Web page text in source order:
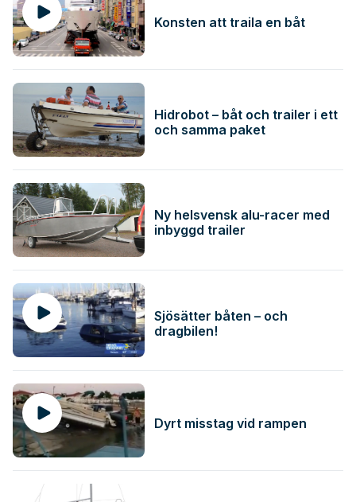
Konsten att traila en båt
Hidrobot – båt och trailer i ett
och samma paket
Ny helsvensk alu-racer med
inbyggd trailer
Sjösätter båten – och
dragbilen!
Dyrt misstag vid rampen